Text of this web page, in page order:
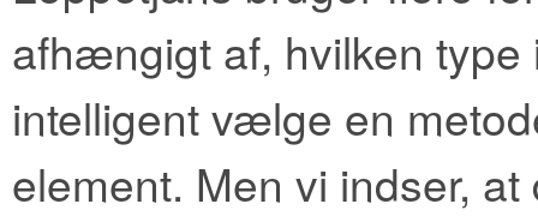
afhængigt af, hvilken
intelligent vælge en
element. Men vi indser,